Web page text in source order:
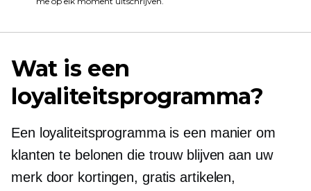
Wat is een
loyaliteitsprogramma?
Een loyaliteitsprogramma is een manier om
klanten te belonen die trouw blijven aan uw
merk door kortingen, gratis artikelen,